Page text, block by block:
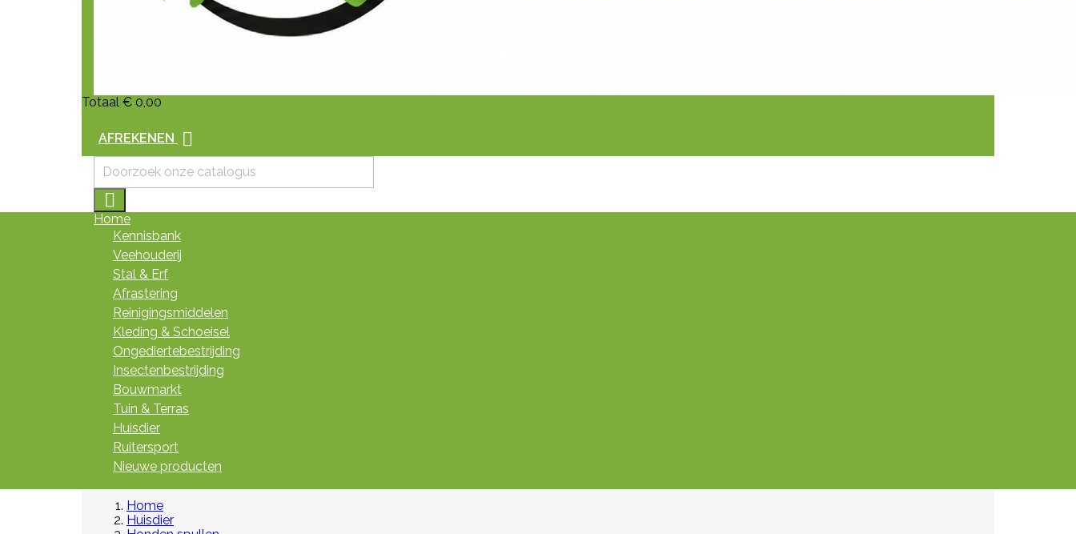
Totaal € 0,00
AFREKENEN 

Home
Kennisbank
Veehouderij
Stal & Erf
Afrastering
Reinigingsmiddelen
Kleding & Schoeisel
Ongediertebestrijding
Insectenbestrijding
Bouwmarkt
Tuin & Terras
Huisdier
Ruitersport
Nieuwe producten
Home
Huisdier